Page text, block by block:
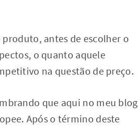
antes de escolher o
o quanto aquele
na questão de preço.
que aqui no meu blog
Após o término deste